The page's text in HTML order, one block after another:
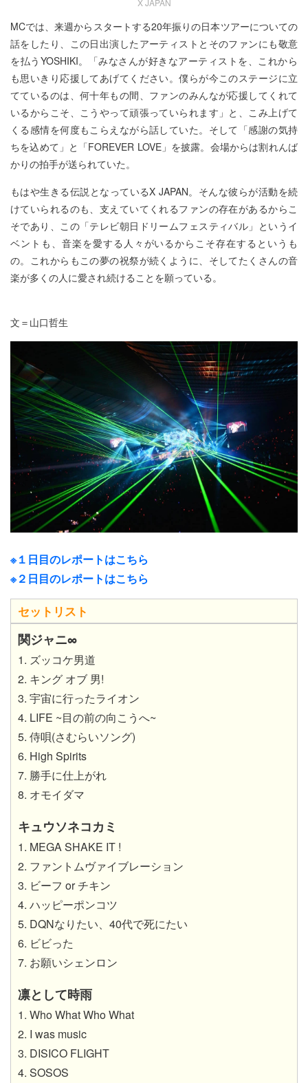
MCでは、来週からスタートする20年振りの日本ツアーについての
話をしたり、この日出演したアーティストとそのファンにも敬意
を払うYOSHIKI。「みなさんが好きなアーティストを、これから
も思いきり応援してあげてください。僕らが今このステージに立
てているのは、何十年もの間、ファンのみんなが応援してくれて
いるからこそ、こうやって頑張っていられます」と、こみ上げて
くる感情を何度もこらえながら話していた。そして「感謝の気持
ちを込めて」と「FOREVER LOVE」を披露。会場からは割れんば
かりの拍手が送られていた。
もはや生きる伝説となっているX JAPAN。そんな彼らが活動を続
けていられるのも、支えていてくれるファンの存在があるからこ
そであり、この「テレビ朝日ドリームフェスティバル」というイ
ベントも、音楽を愛する人々がいるからこそ存在するというも
の。これからもこの夢の祝祭が続くように、そしてたくさんの音
楽が多くの人に愛され続けることを願っている。
文＝山口哲生
※１日目のレポートはこちら
※２日目のレポートはこちら
セットリスト
関ジャニ∞
1. ズッコケ男道
2. キング オブ 男!
3. 宇宙に行ったライオン
4. LIFE ~目の前の向こうへ~
5. 侍唄(さむらいソング)
6. High Spirits
7. 勝手に仕上がれ
8. オモイダマ
キュウソネコカミ
1. MEGA SHAKE IT !
2. ファントムヴァイブレーション
3. ビーフ or チキン
4. ハッピーポンコツ
5. DQNなりたい、40代で死にたい
6. ビビった
7. お願いシェンロン
凛として時雨
1. Who What Who What
2. I was music
3. DISICO FLIGHT
4. SOSOS